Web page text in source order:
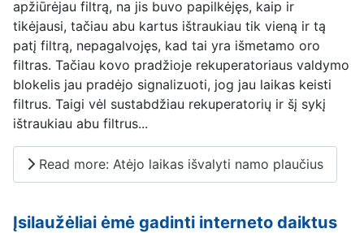
apžiūrėjau filtrą, na jis buvo papilkėjęs, kaip ir
tikėjausi, tačiau abu kartus ištraukiau tik vieną ir tą
patį filtrą, nepagalvojęs, kad tai yra išmetamo oro
filtras. Tačiau kovo pradžioje rekuperatoriaus valdymo
blokelis jau pradėjo signalizuoti, jog jau laikas keisti
filtrus. Taigi vėl sustabdžiau rekuperatorių ir šį sykį
ištraukiau abu filtrus...
Read more: Atėjo laikas išvalyti namo plaučius
Įsilaužėliai ėmė gadinti interneto daiktus